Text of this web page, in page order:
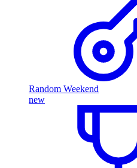
Random Weekend
new